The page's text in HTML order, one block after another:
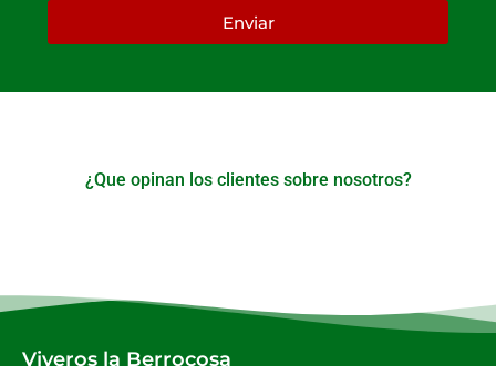
Enviar
¿Que opinan los clientes sobre nosotros?
Viveros la Berrocosa